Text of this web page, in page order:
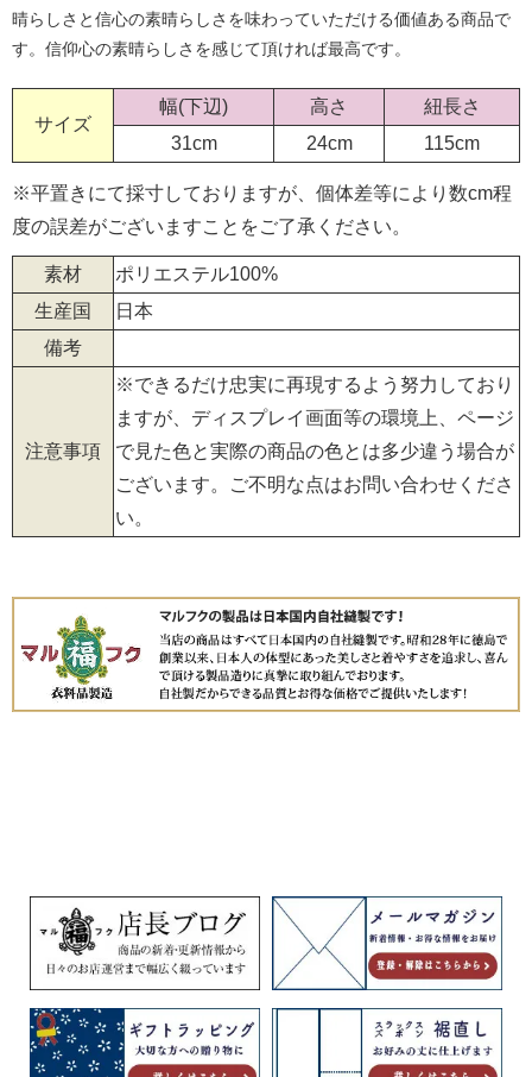
晴らしさと信心の素晴らしさを味わっていただける価値ある商品で
す。信仰心の素晴らしさを感じて頂ければ最高です。
サイズ
幅(下辺) 高さ
紐長さ
31cm
24cm 115cm
※平置きにて採寸しておりますが、個体差等により数cm程
度の誤差がございますことをご了承ください。
素材
ポリエステル100%
生産国
日本
備考
注意事項
※できるだけ忠実に再現するよう努力しており
ますが、ディスプレイ画面等の環境上、ページ
で見た色と実際の商品の色とは多少違う場合が
ございます。ご不明な点はお問い合わせくださ
い。